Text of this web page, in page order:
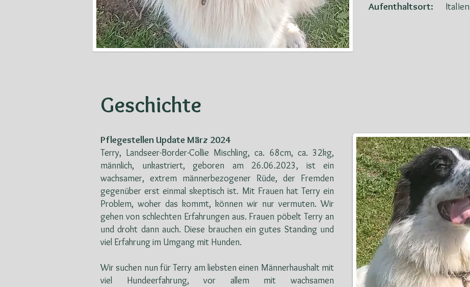
Aufenthaltsort:
Italien
Geschichte
Pflegestellen Update März 2024
Terry, Landseer-Border-Collie Mischling, ca. 68cm, ca. 32kg,
männlich, unkastriert, geboren am 26.06.2023, ist ein
wachsamer, extrem männerbezogener Rüde, der Fremden
gegenüber erst einmal skeptisch ist. Mit Frauen hat Terry ein
Problem, woher das kommt, können wir nur vermuten. Wir
gehen von schlechten Erfahrungen aus. Frauen pöbelt Terry an
und droht dann auch. Diese brauchen ein gutes Standing und
viel Erfahrung im Umgang mit Hunden.
Wir suchen nun für Terry am liebsten einen Männerhaushalt mit
viel Hundeerfahrung, vor allem mit wachsamen